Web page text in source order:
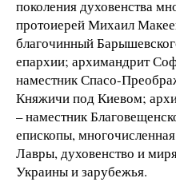
поколения духовенства
протоиерей Михаил
благочинный
епархии; архимандрит
наместник Спасо-
Княжичи под Киевом;
– наместник
епископы,
Лавры, духовенство и
Украины и зарубежья.